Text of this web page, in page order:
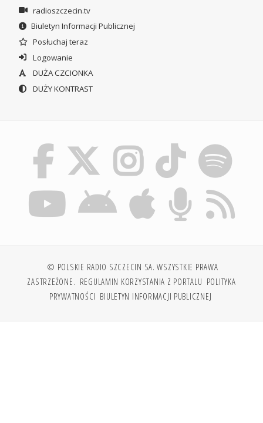
radioszczecin.tv
Biuletyn Informacji Publicznej
Posłuchaj teraz
Logowanie
DUŻA CZCIONKA
DUŻY KONTRAST
© POLSKIE RADIO SZCZECIN SA. WSZYSTKIE PRAWA
ZASTRZEŻONE. REGULAMIN KORZYSTANIA Z PORTALU POLITYKA
PRYWATNOŚCI BIULETYN INFORMACJI PUBLICZNEJ